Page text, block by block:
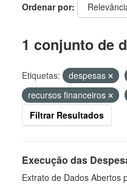
Ordenar por
1 conjunto de
Etiquetas: despesas
recursos financeiros
Filtrar Resultados
Execução das
Extrato de Dados Abertos